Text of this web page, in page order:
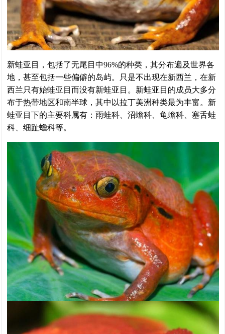
新蛙亚目，包括了无尾目中96%的种类，其分布遍及世界各
地，甚至包括一些偏僻的岛屿。只是不出现在新西兰，在新
西兰只有始蛙亚目而没有新蛙亚目。新蛙亚目的成员大多分
布于热带地区和南半球，其中以拉丁美洲种类最为丰富。新
蛙亚目下的主要科属有：雨蛙科、沼蟾科、龟蟾科、塞舌蛙
科、细趾蟾科等。